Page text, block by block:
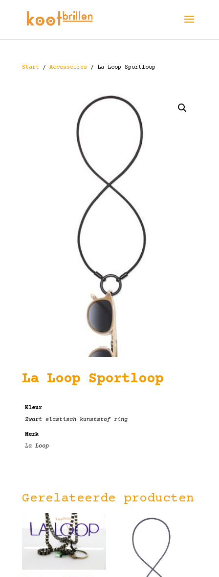
Start/ Accessoires / La Loop Sportloop
La Loop Sportloop
Kleur
Zwart elastisch kunststof ring
Merk
La Loop
Gerelateerde producten